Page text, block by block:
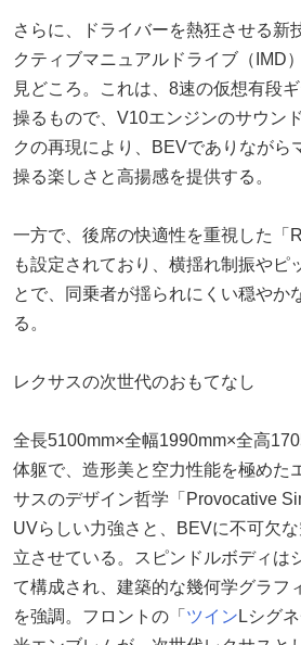
さらに、ドライバーを熱狂させる新
クティブマニュアルドライブ（IMD
見どころ。これは、8速の仮想有段
操るもので、V10エンジンのサウン
クの再現により、BEVでありながら
操る楽しさと高揚感を提供する。
一方で、後席の快適性を重視した「
も設定されており、横揺れ制振やピ
とで、同乗者が揺られにくい穏やか
る。
レクサスの次世代のおもてなし
全長5100mm×全幅1990mm×全高
体躯で、造形美と空力性能を極めた
サスのデザイン哲学「Provocative
UVらしい力強さと、BEVに不可欠
立させている。スピンドルボディは
て構成され、建築的な幾何学グラフ
を強調。フロントの「 ツイン Lシグ